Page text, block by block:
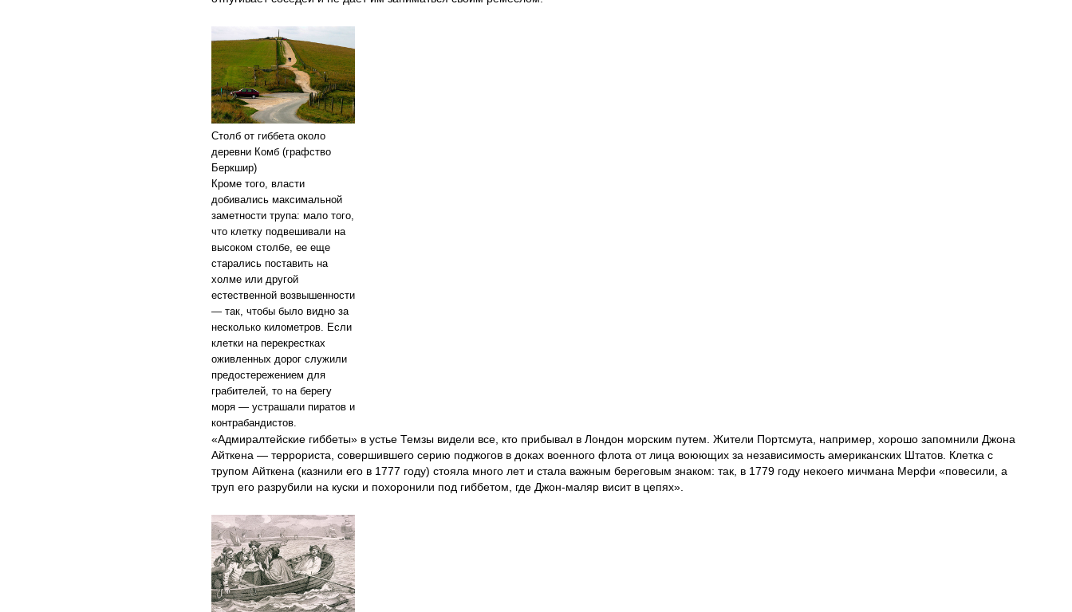
Столб от гиббета около
деревни Комб (графство
Беркшир)
Кроме того, власти
добивались максимальной
заметности трупа: мало того,
что клетку подвешивали на
высоком столбе, ее еще
старались поставить на
холме или другой
естественной возвышенности
— так, чтобы было видно за
несколько километров. Если
клетки на перекрестках
оживленных дорог служили
предостережением для
грабителей, то на берегу
моря — устрашали пиратов и
контрабандистов.
«Адмиралтейские гиббеты» в устье Темзы видели все, кто прибывал в Лондон морским путем. Жители Портсмута, например, хорошо запомнили Джона
Айткена — террориста, совершившего серию поджогов в доках военного флота от лица воюющих за независимость американских Штатов. Клетка с
трупом Айткена (казнили его в 1777 году) стояла много лет и стала важным береговым знаком: так, в 1779 году некоего мичмана Мерфи «повесили, а
труп его разрубили на куски и похоронили под гиббетом, где Джон-маляр висит в цепях».